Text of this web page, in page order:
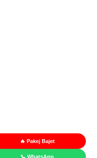
🔥 Pakej Bajet
📞 WhatsApp